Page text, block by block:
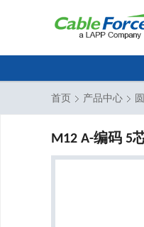
首页 产品中心
M12 A-编码 5